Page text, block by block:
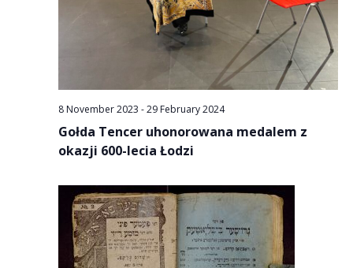
8 November 2023 -29 February 2024
Gołda Tencer uhonorowana medalem z
okazji 600-lecia Łodzi